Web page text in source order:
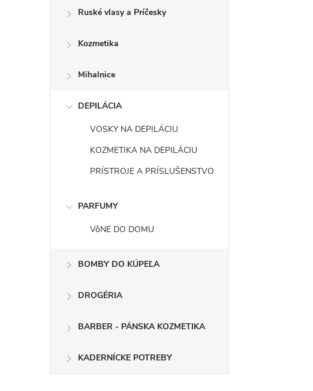
Ruské vlasy a Príčesky
Kozmetika
Mihalnice
DEPILÁCIA
VOSKY NA DEPILÁCIU
KOZMETIKA NA DEPILÁCIU
PRÍSTROJE A PRÍSLUŠENSTVO
PARFUMY
VôNE DO DOMU
BOMBY DO KÚPEĽA
DROGÉRIA
BARBER - PÁNSKA KOZMETIKA
KADERNÍCKE POTREBY